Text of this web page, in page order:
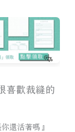
喜歡裁縫的
還活著嗎』